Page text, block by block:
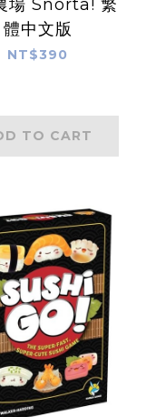
場 Snorta! 繁
體中文版
NT$390
TO CART